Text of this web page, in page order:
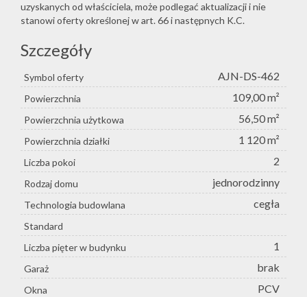
uzyskanych od właściciela, może podlegać aktualizacji i nie
stanowi oferty określonej w art. 66 i następnych K.C.
Szczegóły
Symbol oferty AJN-DS-462
Powierzchnia 109,00 m²
Powierzchnia użytkowa 56,50 m²
Powierzchnia działki 1 120 m²
Liczba pokoi 2
Rodzaj domu jednorodzinny
Technologia budowlana cegła
Standard
Liczba pięter w budynku
1
Garaż brak
Okna PCV